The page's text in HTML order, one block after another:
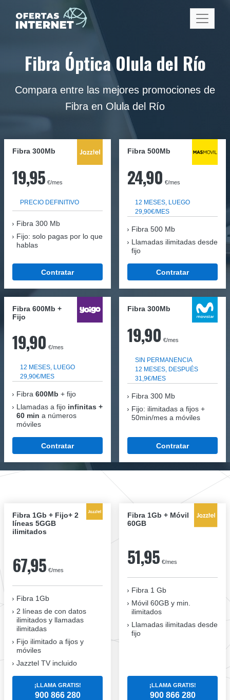
Fibra Óptica Olula del Río
Compara entre las mejores promociones de
Fibra en Olula del Río
Fibra 300Mb
19,95 €/mes
PRECIO DEFINITIVO
Fibra 300 Mb
Fijo: solo pagas por lo que
hablas
Contratar
Fibra 500Mb
24,90 €/mes
12 MESES, LUEGO
29,90€/MES
Fibra 500 Mb
Llamadas ilimitadas desde
fijo
Contratar
Fibra 600Mb +
Fijo
19,90 €/mes
12 MESES, LUEGO
29,90€/MES
Fibra 600Mb + fijo
Llamadas a fijo infinitas +
60 min a números
móviles
Contratar
Fibra 300Mb
19,90 €/mes
SIN PERMANENCIA
12 MESES, DESPUÉS
31,9€/MES
Fibra 300 Mb
Fijo: ilimitadas a fijos +
50min/mes a móviles
Contratar
Fibra 1Gb + Fijo+ 2
líneas 5GGB
ilimitados
67,95 €/mes
Fibra 1Gb
2 líneas de con datos
ilimitados y llamadas
ilimitadas
Fijo ilimitado a fijos y
móviles
Jazztel TV incluido
¡LLAMA GRATIS!
900 866 280
Fibra 1Gb + Móvil
60GB
51,95 €/mes
Fibra 1 Gb
Móvil 60GB y min.
ilimitados
Llamadas ilimitadas desde
fijo
¡LLAMA GRATIS!
900 866 280